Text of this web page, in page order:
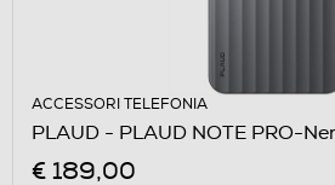
ACCESSORI TELEFONIA
PLAUD - PLAUD NOTE PRO-
€ 189,00